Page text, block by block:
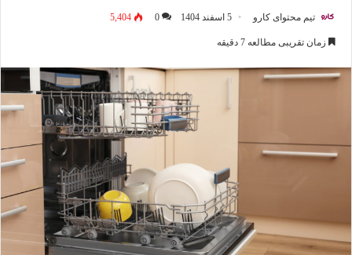
تیم محتوای کارو 5 اسفند 1404 0
5,404
زمان تقریبی مطالعه 7 دقیقه